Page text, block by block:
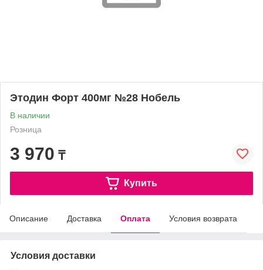
Этодин Форт 400мг №28 Нобель
В наличии
Розница
3 970 ₸
Купить
Описание Доставка Оплата Условия возврата
Условия доставки